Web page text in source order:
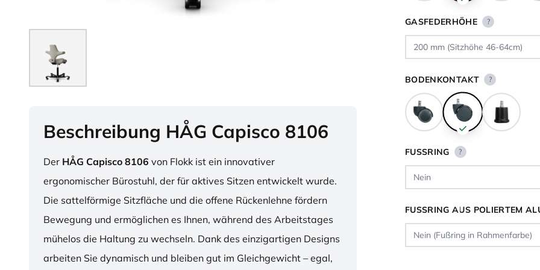
Beschreibung HÅG Capisco 8106
Der HÅG Capisco 8106 von Flokk ist ein innovativer
ergonomischer Bürostuhl, der für aktives Sitzen entwickelt wurde.
Die sattelförmige Sitzfläche und die offene Rückenlehne fördern
Bewegung und ermöglichen es Ihnen, während des Arbeitstages
mühelos die Haltung zu wechseln. Dank des einzigartigen Designs
arbeiten Sie dynamisch und bleiben gut im Gleichgewicht – egal,
GASFEDERHÖHE ?
BODENKONTAKT ?
FUSSRING ?
FUSSRING AUS POLIERTEM